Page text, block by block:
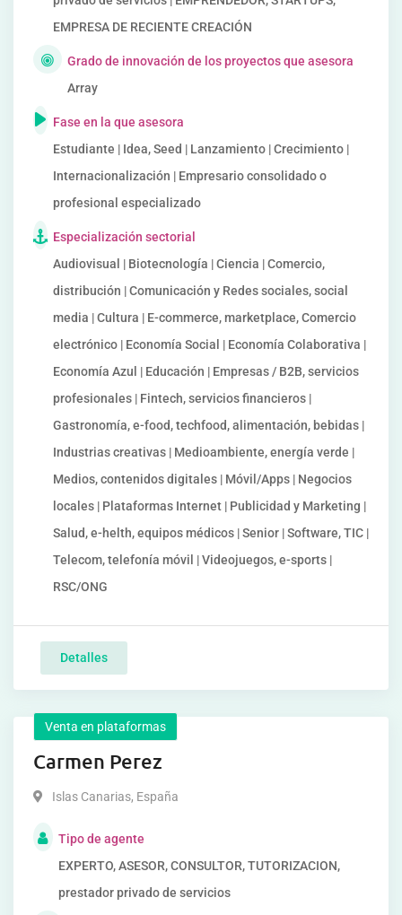
EMPRESA DE RECIENTE CREACIÓN
Grado de innovación de los proyectos que asesora
Array
Fase en la que asesora
Estudiante | Idea, Seed | Lanzamiento | Crecimiento |
Internacionalización | Empresario consolidado o
profesional especializado
Especialización sectorial
Audiovisual | Biotecnología | Ciencia | Comercio,
distribución | Comunicación y Redes sociales, social
media | Cultura | E-commerce, marketplace, Comercio
electrónico | Economía Social | Economía Colaborativa |
Economía Azul | Educación | Empresas / B2B, servicios
profesionales | Fintech, servicios financieros |
Gastronomía, e-food, techfood, alimentación, bebidas |
Industrias creativas | Medioambiente, energía verde |
Medios, contenidos digitales | Móvil/Apps | Negocios
locales | Plataformas Internet | Publicidad y Marketing |
Salud, e-helth, equipos médicos | Senior | Software, TIC |
Telecom, telefonía móvil | Videojuegos, e-sports |
RSC/ONG
Detalles
Venta en plataformas
Carmen Perez
Islas Canarias, España
Tipo de agente
EXPERTO, ASESOR, CONSULTOR, TUTORIZACION,
prestador privado de servicios